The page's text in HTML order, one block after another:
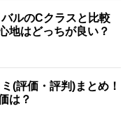
ルのCクラスと比較
地はどっちが良い？
(評価・評判)まとめ！
は？